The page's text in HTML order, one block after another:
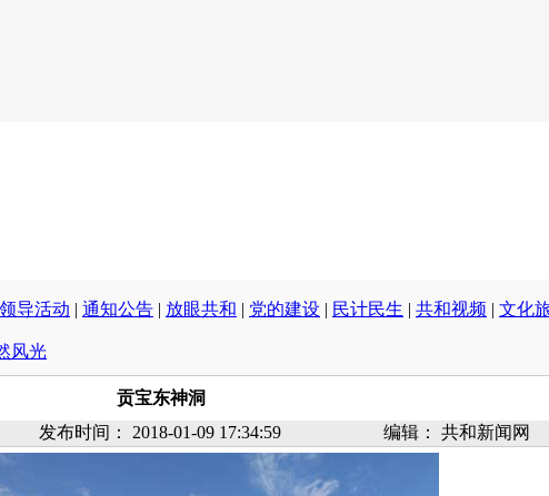
领导活动 | 通知公告 | 放眼共和 | 党的建设 | 民计民生 | 共和视频 | 文化
风光
贡宝东神洞
发布时间： 2018-01-09 17:34:59 编辑： 共和新闻网